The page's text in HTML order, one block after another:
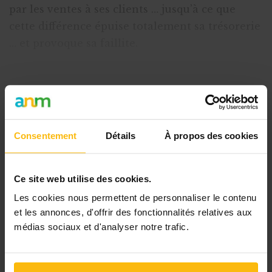
Consentement Détails À propos des cookies
Ce site web utilise des cookies.
Les cookies nous permettent de personnaliser le contenu
et les annonces, d'offrir des fonctionnalités relatives aux
médias sociaux et d'analyser notre trafic.
créances détenues sur ses clients, les comp
Cet article est réservé aux
un accès complet à des ressources
pratiques et à une expertise actualisée
pour gérer efficacement votre ASBL.
bénéficiez de :